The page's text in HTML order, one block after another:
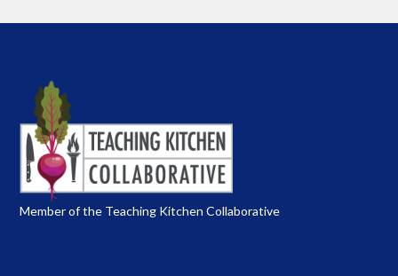
Member of the Teaching Kitchen Collaborative